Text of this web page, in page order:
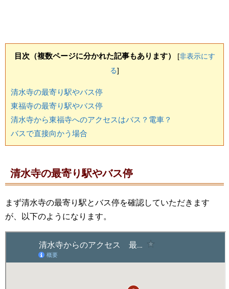
目次（複数ページに分かれた記事もあります） [非表示にす
る]
清水寺の最寄り駅やバス停
東福寺の最寄り駅やバス停
清水寺から東福寺へのアクセスはバス？電車？
バスで直接向かう場合
清水寺の最寄り駅やバス停
まず清水寺の最寄り駅とバス停を確認していただきます
が、以下のようになります。